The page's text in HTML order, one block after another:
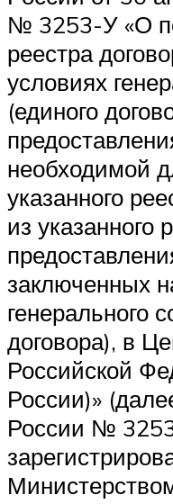
№ 3253-У «О
реестра
условиях
(единого
необходимой
указанного
из указанного
заключенных
генерального
договора), в
Российской
России)»
России №